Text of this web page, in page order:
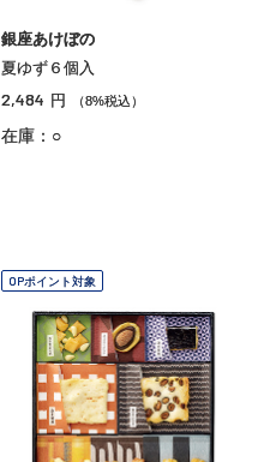
銀座あけぼの
夏ゆず６個入
2,484 円 （8%税込）
在庫：○
OPポイント対象